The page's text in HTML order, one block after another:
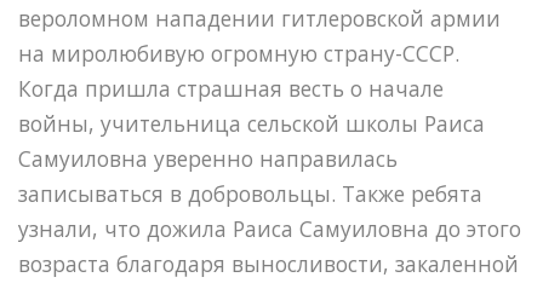
вероломном нападении гитлеровской армии
на миролюбивую огромную страну-СССР.
Когда пришла страшная весть о начале
войны, учительница сельской школы Раиса
Самуиловна уверенно направилась
записываться в добровольцы. Также ребята
узнали, что дожила Раиса Самуиловна до этого
возраста благодаря выносливости, закаленной